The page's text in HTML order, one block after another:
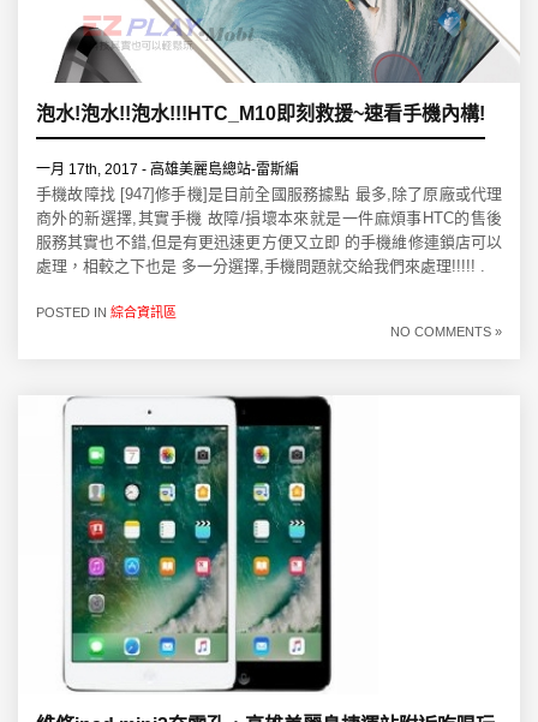
泡水!泡水!!泡水!!!HTC_M10即刻救援~速看手機內構!
一月 17th, 2017 - 高雄美麗島總站-雷斯編
手機故障找 [947]修手機]是目前全國服務據點 最多,除了原廠或代理
商外的新選擇,其實手機 故障/損壞本來就是一件麻煩事HTC的售後
服務其實也不錯,但是有更迅速更方便又立即 的手機維修連鎖店可以
處理，相較之下也是 多一分選擇,手機問題就交給我們來處理!!!!! .
POSTED IN 綜合資訊區
NO COMMENTS »